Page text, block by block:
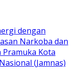
dengan
Narkoba dan
Pramuka Kota
(Jamnas)